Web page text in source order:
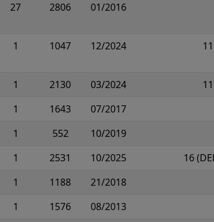
27 2806 01/2016
1 1047 12/2024
1 2130 03/2024
1 1643 07/2017
1 552 10/2019
1 2531 10/2025 16
1 1188 21/2018
1 1576 08/2013